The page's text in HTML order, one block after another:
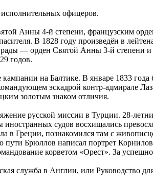
офицеров.
Анны 4-й степени, французским
В 1828 году произведён в
— орден Святой Анны 3-й степени и
годов.
на Балтике. В январе 1833
эскадрой контр-адмирале
золотым знаком отличия.
русской миссии в Турции. 28-
судов восхищались
в Греции, познакомился там с
Брюллов написал портрет
корветом «Орест». За
служба в Англии, или Руководство